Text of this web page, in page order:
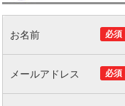
必須
お名前
必須
メールアドレス